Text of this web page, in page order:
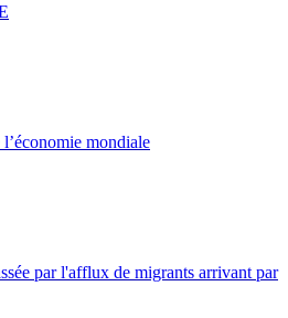
mondiale
par l'afflux de migrants arrivant par